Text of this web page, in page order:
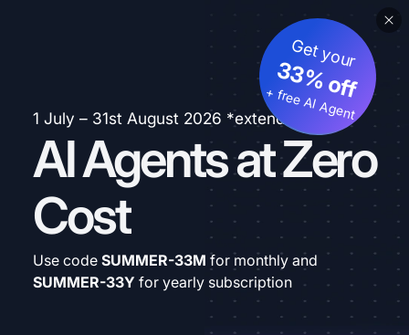
1 July – 31st August 2026 *extended
AI Agents at Zero
Cost
Get your
33% off
+ free AI Agent
Use code SUMMER-33M for monthly and
SUMMER-33Y for yearly subscription